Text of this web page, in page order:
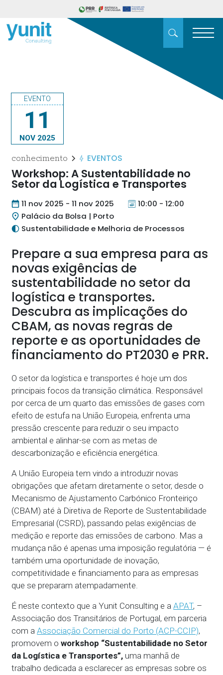
EVENTO
11
NOV 2025
conhecimento EVENTOS
Workshop: A Sustentabilidade no
Setor da Logística e Transportes
11 nov 2025 - 11 nov 2025
10:00 - 12:00
Palácio da Bolsa | Porto
Sustentabilidade e Melhoria de Processos
Prepare a sua empresa para as
novas exigências de
sustentabilidade no setor da
logística e transportes.
Descubra as implicações do
CBAM, as novas regras de
reporte e as oportunidades de
financiamento do PT2030 e PRR.
O setor da logística e transportes é hoje um dos
principais focos da transição climática. Responsável
por cerca de um quarto das emissões de gases com
efeito de estufa na União Europeia, enfrenta uma
pressão crescente para reduzir o seu impacto
ambiental e alinhar-se com as metas de
descarbonização e eficiência energética.
A União Europeia tem vindo a introduzir novas
obrigações que afetam diretamente o setor, desde o
Mecanismo de Ajustamento Carbónico Fronteiriço
(CBAM) até à Diretiva de Reporte de Sustentabilidade
Empresarial (CSRD), passando pelas exigências de
medição e reporte das emissões de carbono. Mas a
mudança não é apenas uma imposição regulatória — é
também uma oportunidade de inovação,
competitividade e financiamento para as empresas
que se preparam atempadamente.
É neste contexto que a Yunit Consulting e aAPAT, –
Associação dos Transitários de Portugal, em parceria
com aAssociação Comercial do Porto (ACP-CCIP),
promovem oworkshop “Sustentabilidade no Setor
da Logística e Transportes”, uma manhã de
trabalho dedicada a esclarecer as empresas sobre os